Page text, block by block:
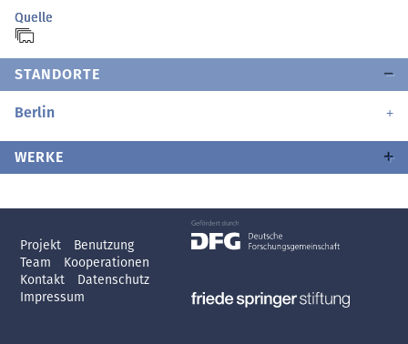
Quelle
STANDORTE
Berlin
WERKE
Projekt
Benutzung
Team
Kooperationen
Kontakt
Datenschutz
Impressum